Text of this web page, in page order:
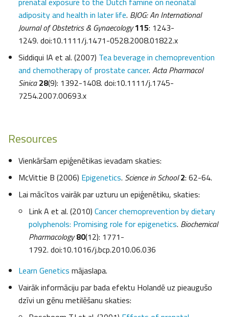
adiposity and health in later life. BJOG: An International
Journal of Obstetrics & Gynaecology115: 1243-
1249. doi:10.1111/j.1471-0528.2008.01822.x
Siddiqui IA et al. (2007) Tea beverage in chemoprevention
and chemotherapy of prostate cancer. Acta Pharmacol
Sinica 28(9): 1392-1408. doi:10.1111/j.1745-
7254.2007.00693.x
Resources
Vienkāršam epiģenētikas ievadam skaties:
McVittie B (2006) Epigenetics. Science in School 2: 62-64.
Lai mācītos vairāk par uzturu un epiģenētiku, skaties:
Link A et al. (2010) Cancer chemoprevention by dietary
polyphenols: Promising role for epigenetics. Biochemical
Pharmacology 80(12): 1771-
1792. doi:10.1016/j.bcp.2010.06.036
Learn Genetics mājaslapa.
Vairāk informāciju par bada efektu Holandē uz pieaugušo
dzīvi un gēnu metilēšanu skaties: